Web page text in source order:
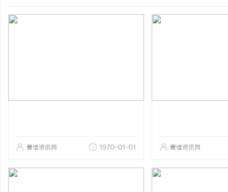
赛维资讯网 1970-01-01 赛维资讯网